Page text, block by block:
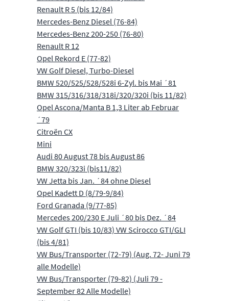
Renault R 5 (bis 12/84)
Mercedes-Benz Diesel (76-84)
Mercedes-Benz 200-250 (76-80)
Renault R 12
Opel Rekord E (77-82)
VW Golf Diesel, Turbo-Diesel
BMW 520/525/528/528i 6-Zyl. bis Mai ´81
BMW 315/316/318/318i/320/320i (bis 11/82)
Opel Ascona/Manta B 1,3 Liter ab Februar
´79
Citroën CX
Mini
Audi 80 August 78 bis August 86
BMW 320/323i (bis11/82)
VW Jetta bis Jan. ´84 ohne Diesel
Opel Kadett D (8/79-9/84)
Ford Granada (9/77-85)
Mercedes 200/230 E Juli ´80 bis Dez. ´84
VW Golf GTI (bis 10/83) VW Scirocco GTI/GLI
(bis 4/81)
VW Bus/Transporter (72-79) (Aug. 72- Juni 79
alle Modelle)
VW Bus/Transporter (79-82) (Juli 79 -
September 82 Alle Modelle)